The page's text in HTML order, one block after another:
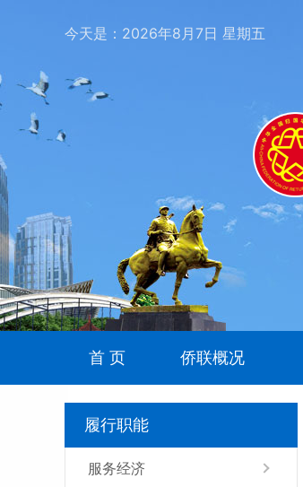
今天是： 2026年8 月 7日 星期五
首 页 侨联概况
履行职能
服务经济